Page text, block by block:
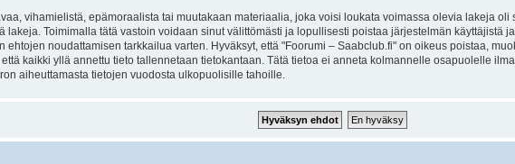
vihamielistä, epämoraalista tai muutakaan materiaalia, joka voisi loukata voimassa olevia lakeja
lakeja. Toimimalla tätä vastoin voidaan sinut välittömästi ja lopullisesti poistaa järjestelmän käyttäjistä
ehtojen noudattamisen tarkkailua varten. Hyväksyt, että "Foorumi – Saabclub.fi" on oikeus poistaa,
kaikki yllä annettu tieto tallennetaan tietokantaan. Tätä tietoa ei anneta kolmannelle osapuolelle
aiheuttamasta tietojen vuodosta ulkopuolisille tahoille.